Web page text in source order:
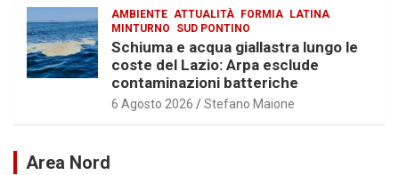
AMBIENTE ATTUALITÀ FORMIA
LATINA
MINTURNO
SUD PONTINO
Schiuma e acqua giallastra lungo le
coste del Lazio: Arpa esclude
contaminazioni batteriche
6 Agosto 2026 Stefano Maione
Area Nord